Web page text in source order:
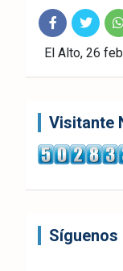
Fac
ebo
Twitt
er
El Alto, 26
Visitante
Síguenos